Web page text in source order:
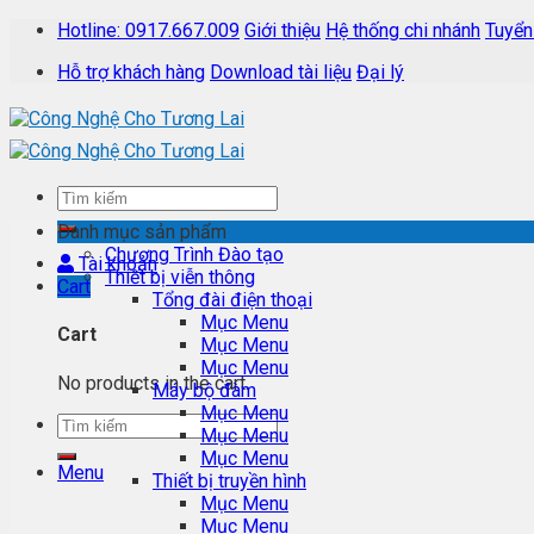
Skip
content
Hotline: 0917.667.009 Giới thiệu Hệ thống chi nhánh
Hỗ trợ khách hàng Download tài liệu Đại lý
Tài khoản
Cart
Cart
No products in the cart.
Menu
Danh mục sản phẩm
Chương Trình Đào tạo
Thiết bị viễn thông
Tổng đài điện thoại
Mục Menu
Mục Menu
Mục Menu
Máy bộ đàm
Mục Menu
Mục Menu
Mục Menu
Thiết bị truyền hình
Mục Menu
Mục Menu